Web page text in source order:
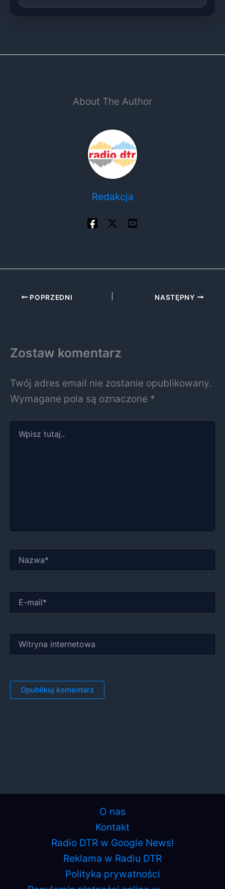
About The Author
Redakcja
POPRZEDNI NASTĘPNY
Zostaw komentarz
Twój adres email nie zostanie opublikowany.
Wymagane pola są oznaczone *
tutaj..
mail*
internetowa
O nas
Kontakt
Radio DTR w Google News!
Reklama w Radiu DTR
Polityka prywatności